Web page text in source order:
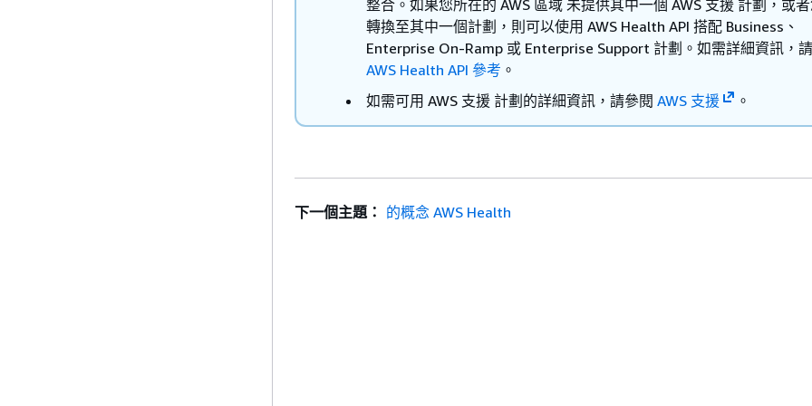
整合。如果您所在的 AWS 區域 未提供其中一個 AWS 支援 計劃，或
轉換至其中一個計劃，則可以使用 AWS Health API 搭配 Business、
Enterprise On-Ramp 或 Enterprise Support 計劃。如需詳細資訊，
AWS Health API 參考 。
如需可用 AWS 支援 計劃的詳細資訊，請參閱 AWS 支援 。
下一個主題： 的概念 AWS Health